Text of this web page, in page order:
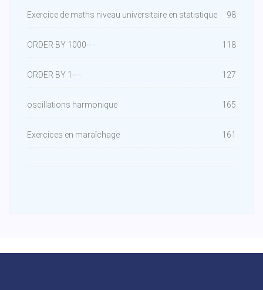
Exercice de maths niveau universitaire en statistique 98
ORDER BY 1000-- - 118
ORDER BY 1-- - 127
oscillations harmonique 165
Exercices en maraîchage 161